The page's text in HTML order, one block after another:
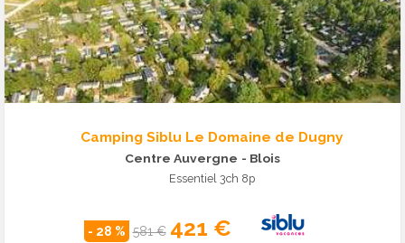
Camping Siblu Le Domaine de Dugny
Centre Auvergne - Blois
Essentiel 3ch 8p
- 28 % 581 € 421 €